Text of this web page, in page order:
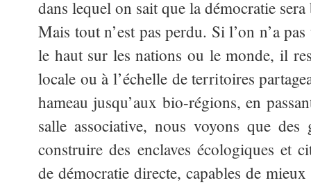
dans lequel on sait que la démocratie sera
Mais tout n’est pas perdu. Si l’on n’a
le haut sur les nations ou le monde, il
locale ou à l’échelle de territoires
hameau jusqu’aux bio-régions, en
salle associative, nous voyons que
construire des enclaves écologiques et
de démocratie directe, capables de